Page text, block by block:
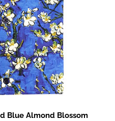
Blue Almond Blossom